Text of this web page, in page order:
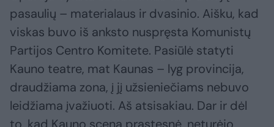
pasaulių – materialaus ir dvasinio. Aišku, kad
viskas buvo iš anksto nuspręsta Komunistų
Partijos Centro Komitete. Pasiūlė statyti
Kauno teatre, mat Kaunas – lyg provincija,
draudžiama zona, į jį užsieniečiams nebuvo
leidžiama įvažiuoti. Aš atsisakiau. Dar ir dėl
to, kad Kauno scena prastesnė, neturėjo